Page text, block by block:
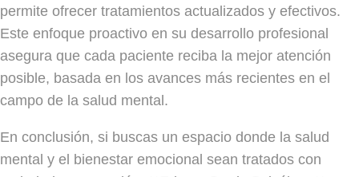
permite ofrecer tratamientos actualizados y efectivos.
Este enfoque proactivo en su desarrollo profesional
asegura que cada paciente reciba la mejor atención
posible, basada en los avances más recientes en el
campo de la salud mental.
En conclusión, si buscas un espacio donde la salud
mental y el bienestar emocional sean tratados con